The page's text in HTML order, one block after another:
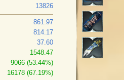
13826
861.97
814.17
37.60
1548.47
9066 (53.44%)
16178 (67.19%)